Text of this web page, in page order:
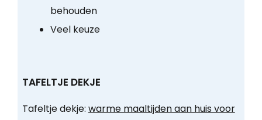
behouden
Veel keuze
TAFELTJE DEKJE
Tafeltje dekje: warme maaltijden aan huis voor